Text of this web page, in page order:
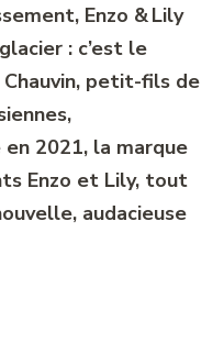
Enzo & Lily
: c’est le
petit-fils de
2021, la marque
Enzo et Lily, tout
audacieuse